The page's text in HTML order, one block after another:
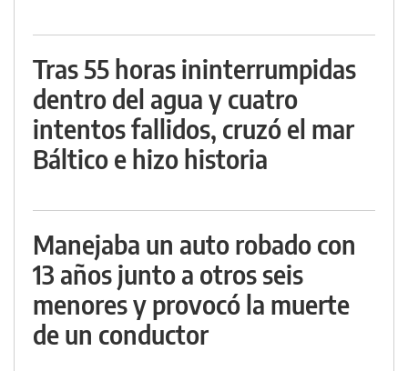
Tras 55 horas ininterrumpidas
dentro del agua y cuatro
intentos fallidos, cruzó el mar
Báltico e hizo historia
Manejaba un auto robado con
13 años junto a otros seis
menores y provocó la muerte
de un conductor